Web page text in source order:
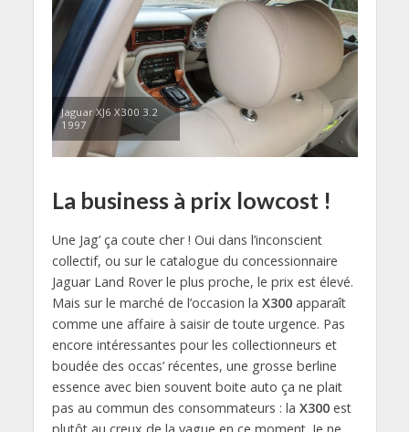
Jaguar XJ6 X300 3.2
1997
La business à prix lowcost !
Une Jag’ ça coute cher ! Oui dans l’inconscient
collectif, ou sur le catalogue du concessionnaire
Jaguar Land Rover le plus proche, le prix est élevé.
Mais sur le marché de l’occasion la X300apparaît
comme une affaire à saisir de toute urgence. Pas
encore intéressantes pour les collectionneurs et
boudée des occas’ récentes, une grosse berline
essence avec bien souvent boite auto ça ne plait
pas au commun des consommateurs : la X300est